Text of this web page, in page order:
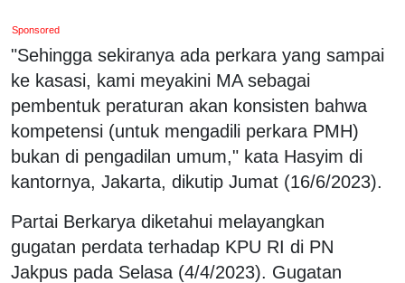
Sponsored
"Sehingga sekiranya ada perkara yang sampai
ke kasasi, kami meyakini MA sebagai
pembentuk peraturan akan konsisten bahwa
kompetensi (untuk mengadili perkara PMH)
bukan di pengadilan umum," kata Hasyim di
kantornya, Jakarta, dikutip Jumat (16/6/2023).
Partai Berkarya diketahui melayangkan
gugatan perdata terhadap KPU RI di PN
Jakpus pada Selasa (4/4/2023). Gugatan